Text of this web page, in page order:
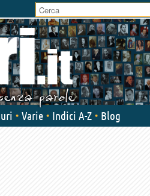
User
area
Varie Indici A-Z Blog